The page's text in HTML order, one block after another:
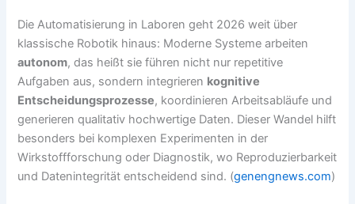
Die Automatisierung in Laboren geht 2026 weit über
klassische Robotik hinaus: Moderne Systeme arbeiten
autonom, das heißt sie führen nicht nur repetitive
Aufgaben aus, sondern integrieren kognitive
Entscheidungsprozesse, koordinieren Arbeitsabläufe und
generieren qualitativ hochwertige Daten. Dieser Wandel hilft
besonders bei komplexen Experimenten in der
Wirkstoffforschung oder Diagnostik, wo Reproduzierbarkeit
und Datenintegrität entscheidend sind. (genengnews.com)